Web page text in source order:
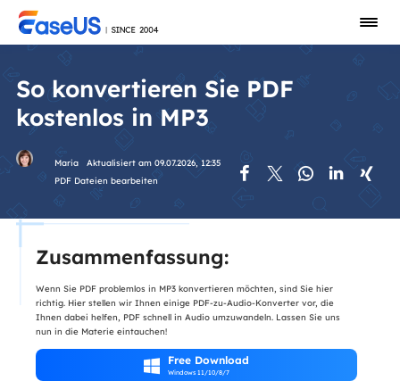
So konvertieren Sie PDF
kostenlos in MP3
Maria
Aktualisiert am 09.07.2026, 12:35
PDF Dateien bearbeiten
    
Zusammenfassung:
Wenn Sie PDF problemlos in MP3 konvertieren möchten, sind Sie hier
richtig. Hier stellen wir Ihnen einige PDF-zu-Audio-Konverter vor, die
Ihnen dabei helfen, PDF schnell in Audio umzuwandeln. Lassen Sie uns
nun in die Materie eintauchen!
 Free Download
Windows 11/10/8/7